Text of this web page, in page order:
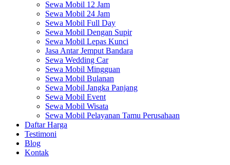
Sewa Mobil 12 Jam
Sewa Mobil 24 Jam
Sewa Mobil Full Day
Sewa Mobil Dengan Supir
Sewa Mobil Lepas Kunci
Jasa Antar Jemput Bandara
Sewa Wedding Car
Sewa Mobil Mingguan
Sewa Mobil Bulanan
Sewa Mobil Jangka Panjang
Sewa Mobil Event
Sewa Mobil Wisata
Sewa Mobil Pelayanan Tamu Perusahaan
Daftar Harga
Testimoni
Blog
Kontak